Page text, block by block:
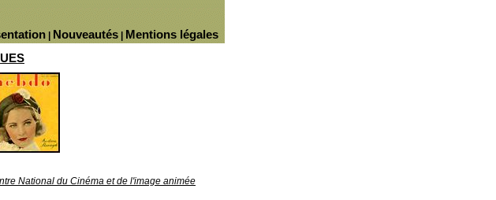
Mentions légales
Nouveautés
National du Cinéma et de l'image animée